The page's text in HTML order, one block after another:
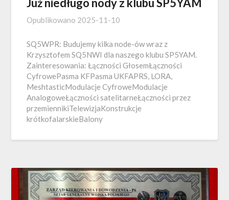
Opublikowano 2025-11-10
SQ5WPR: Budujemy kilka node-ów wraz z
Krzysztofem SQ5NWI dla naszego klubu SP5YAM.
Zainteresowania: Łączności GłosemŁączności
CyfrowePasma KFPasma UKFAPRS, LORA,
MeshtasticModulacje CyfroweModulacje
AnalogoweŁączności satelitarneŁączności przez
przemiennikiTelewizjaKonstrukcje
krótkofalarskieBalony